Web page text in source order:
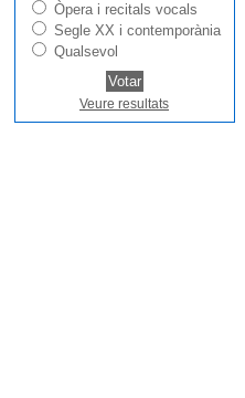
Òpera i recitals vocals
Segle XX i contemporània
Qualsevol
Veure resultats